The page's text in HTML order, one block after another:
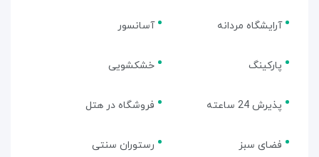
آرایشگاه مردانه آسانسور
پارکینگ خشکشویی
پذیرش 24 ساعته فروشگاه در هتل
فضای سبز رستوران سنتی